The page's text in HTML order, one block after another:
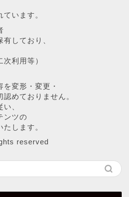
います。
しており、
次利用等）
変形・変更・
めておりません。
、
ンツの
します。
reserved